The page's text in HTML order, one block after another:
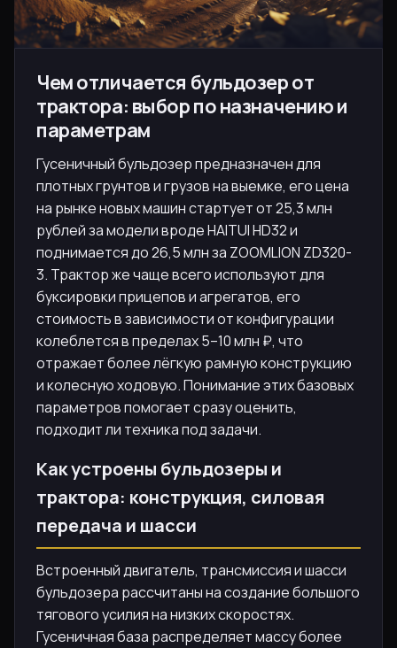
Чем отличается бульдозер от
трактора: выбор по назначению и
параметрам
Гусеничный бульдозер предназначен для
плотных грунтов и грузов на выемке, его цена
на рынке новых машин стартует от 25,3 млн
рублей за модели вроде HAITUI HD32 и
поднимается до 26,5 млн за ZOOMLION ZD320-
3. Трактор же чаще всего используют для
буксировки прицепов и агрегатов, его
стоимость в зависимости от конфигурации
колеблется в пределах 5–10 млн ₽, что
отражает более лёгкую рамную конструкцию
и колесную ходовую. Понимание этих базовых
параметров помогает сразу оценить,
подходит ли техника под задачи.
Как устроены бульдозеры и
трактора: конструкция, силовая
передача и шасси
Встроенный двигатель, трансмиссия и шасси
бульдозера рассчитаны на создание большого
тягового усилия на низких скоростях.
Гусеничная база распределяет массу более